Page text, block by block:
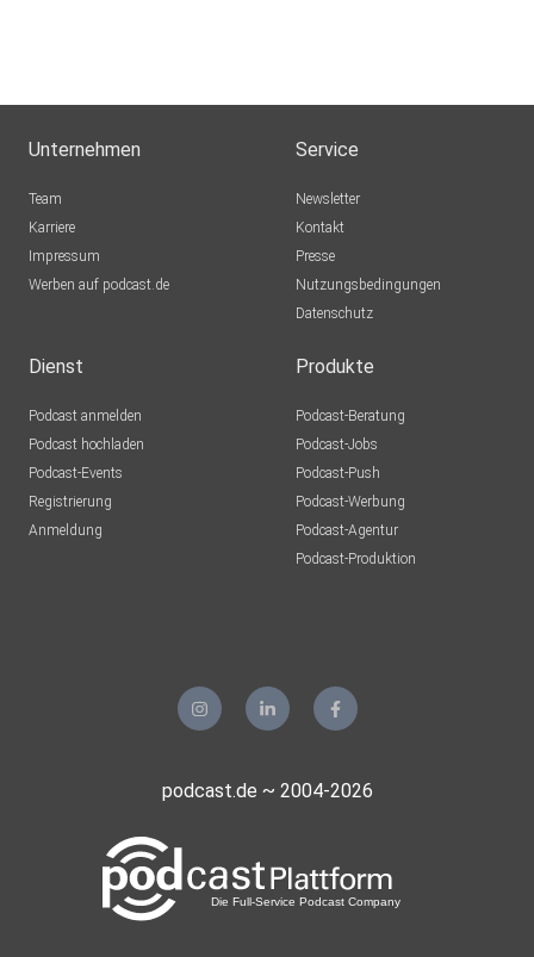
Unternehmen
Team
Karriere
Impressum
Werben auf podcast.de
Service
Newsletter
Kontakt
Presse
Nutzungsbedingungen
Datenschutz
Dienst
Podcast anmelden
Podcast hochladen
Podcast-Events
Registrierung
Anmeldung
Produkte
Podcast-Beratung
Podcast-Jobs
Podcast-Push
Podcast-Werbung
Podcast-Agentur
Podcast-Produktion
podcast.de ~ 2004-2026